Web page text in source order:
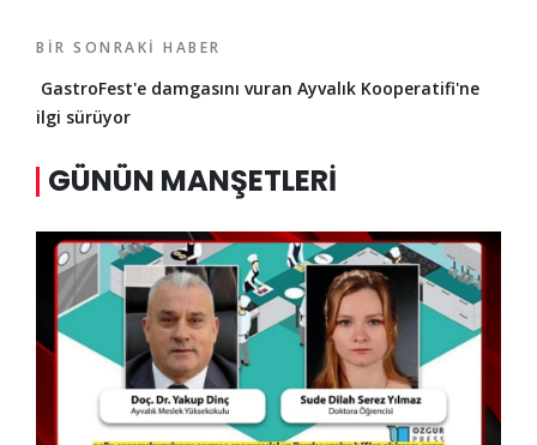
BIR SONRAKI HABER
GastroFest'e damgasını vuran Ayvalık Kooperatifi'ne
ilgi sürüyor
GÜNÜN MANŞETLERI